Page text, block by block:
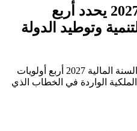
مشروع قانون المالية 2027 يحدد أربع
وتوطيد الدولة
حدد مشروع قانون المالية برسم السنة المالية 2027 أربع أولويات
الواردة في الخطاب الذي